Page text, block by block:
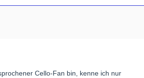
Cello-Fan bin, kenne ich nur